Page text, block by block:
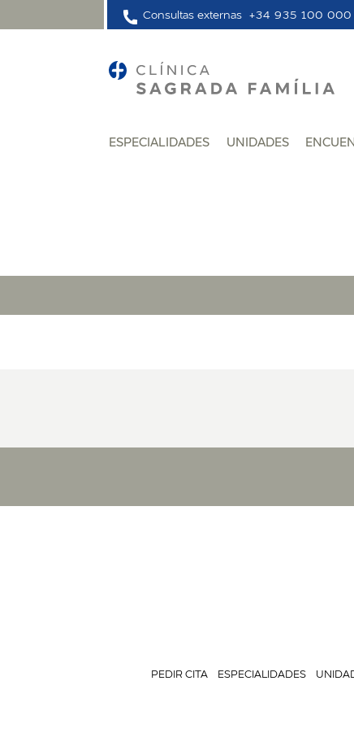
Consultas externas +34 935 100 000
ESPECIALIDADES UNIDADES
PEDIR CITA ESPECIALIDADES